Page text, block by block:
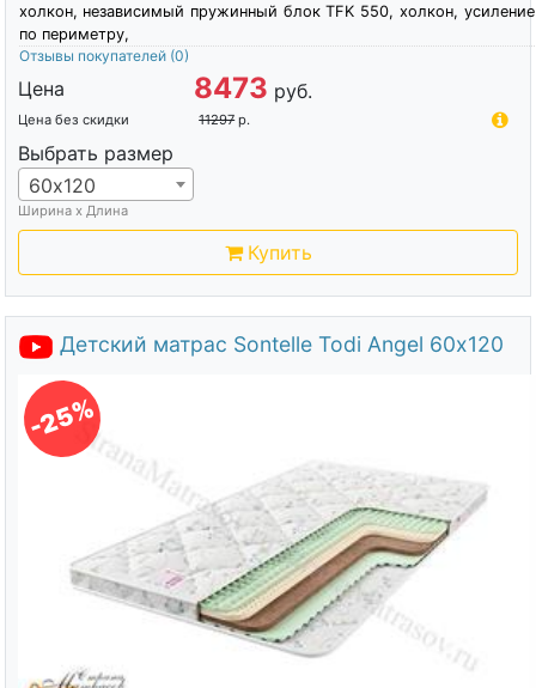
холкон, независимый пружинный блок TFK 550, холкон, усиление
по периметру,
Отзывы покупателей (0)
Цена 8473 руб.
Цена без скидки 11297 р.
Выбрать размер
60х120
Ширина х Длина
Купить
Детский матрас Sontelle Todi Angel 60х120
-25%